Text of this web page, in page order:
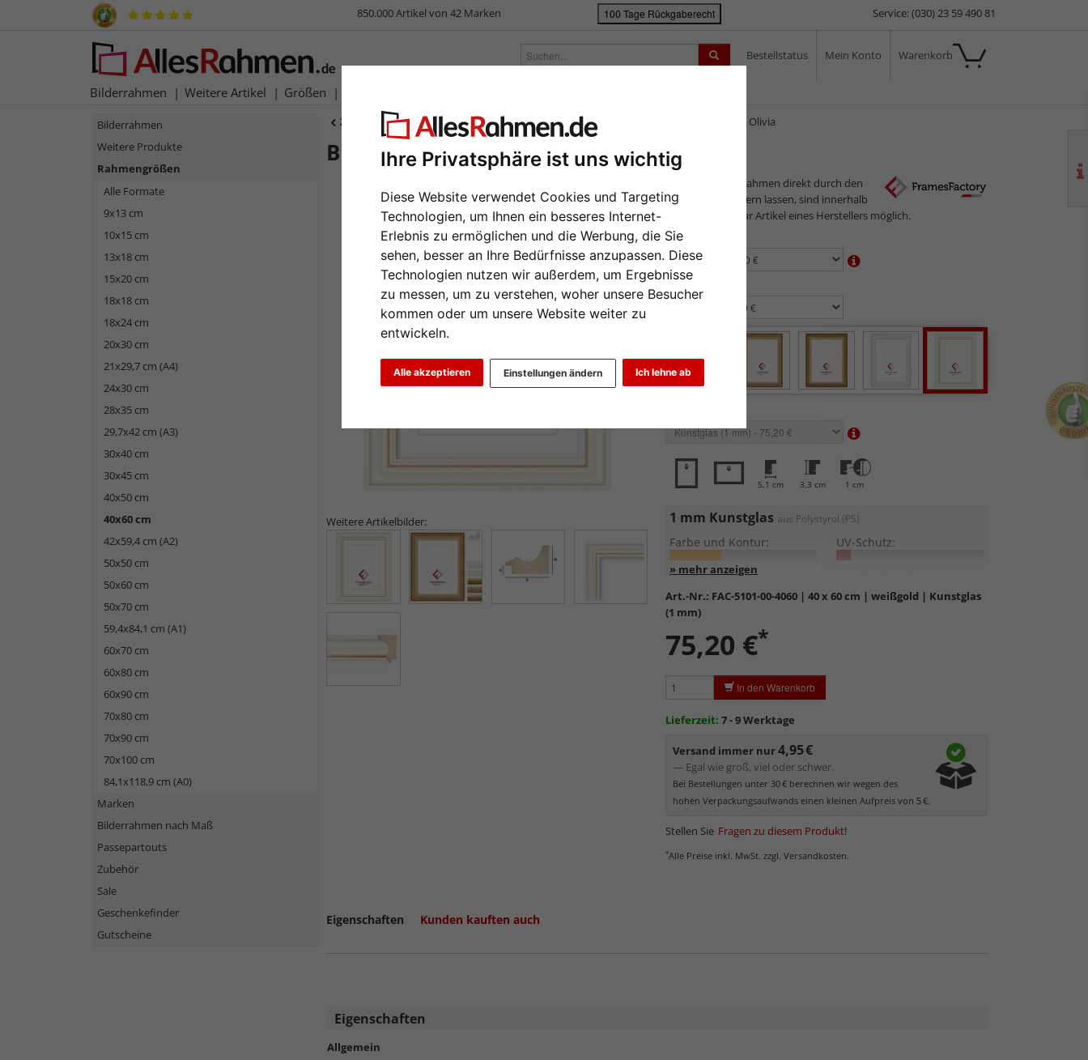
Ihre Privatsphäre ist uns wichtig
Diese Website verwendet Cookies und Targeting
Technologien, um Ihnen ein besseres Internet-
Erlebnis zu ermöglichen und die Werbung, die Sie
sehen, besser an Ihre Bedürfnisse anzupassen. Diese
Technologien nutzen wir außerdem, um Ergebnisse
zu messen, um zu verstehen, woher unsere Besucher
kommen oder um unsere Website weiter zu
entwickeln.
Alle akzeptieren Ich lehne ab
Einstellungen ändern
850.000 Artikel von 42 Marken 100 Tage Rückgaberecht Service: (030) 23 59 490 81
Bestellstatus Mein Konto Warenkorb
Bilderrahmen Weitere Artikel Größen
Zurück |Bilderrahmen-Shop Rahmengrößen 40x60 cm Barock-Bilderrahmen Olivia
Barock-Bilderrahmen Olivia
Weitere Artikelbilder:
Da wir die Bilderrahmen direkt durch den
Hersteller ausliefern lassen, sind innerhalb
eines Auftrags nur Artikel eines Herstellers möglich.
Format wählen:
Farbe wählen:
5,1 cm 3,3 cm 1 cm
1 mm Kunstglas aus Polystyrol (PS)
Farbe und Kontur: UV-Schutz:
Entspiegelung:
Günstig, leicht und bruchsicher
Sehr dünn, nicht formstabil
Formate ist somit etwas mühsam.
Ungleichmäßige Reflexionen
Anpressdruck der biegsamen Scheibe.
die abgezogen werden muss.
Elektrostatischgeladen, dadurch werden Staub und feine
Partikel angezogen.
Art.-Nr.: FAC-5101-00-4060| 40 x 60 cm | weißgold | Kunstglas
(1 mm)
75,20 €*
In den Warenkorb
Lieferzeit: 7 - 9 Werktage
Versand immer nur4,95 €
— Egal wie groß, viel oder schwer.
Bei Bestellungen unter 30 € berechnen wir wegen des
hohen Verpackungsaufwands einen kleinen Aufpreis von 5 €.
Stellen Sie Fragen zu diesem Produkt!
*Alle Preise inkl. MwSt. zzgl. Versandkosten.
Eigenschaften Kunden kauften auch
Eigenschaften
Allgemein
Bilderrahmen
Weitere Produkte
Rahmengrößen
Alle Formate
9x13 cm
10x15 cm
13x18 cm
15x20 cm
18x18 cm
18x24 cm
20x30 cm
21x29,7 cm (A4)
24x30 cm
28x35 cm
29,7x42 cm (A3)
30x40 cm
30x45 cm
40x50 cm
40x60 cm
42x59,4 cm (A2)
50x50 cm
50x60 cm
50x70 cm
59,4x84,1 cm (A1)
60x70 cm
60x80 cm
60x90 cm
70x80 cm
70x90 cm
70x100 cm
84,1x118,9 cm (A0)
Marken
Bilderrahmen nach Maß
Passepartouts
Zubehör
Sale
Geschenkefinder
Gutscheine